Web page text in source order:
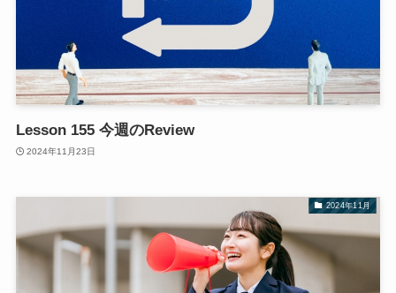
Lesson 155 今週のReview
2024年11月23日
2024年11月